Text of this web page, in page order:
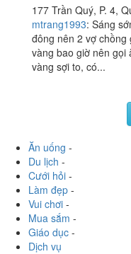
Tiến
177 Trần Quý, P. 4,
mtrang1993
đông nên 2 vợ chồng
vàng bao giờ nên gọi
vàng sợi to, có...